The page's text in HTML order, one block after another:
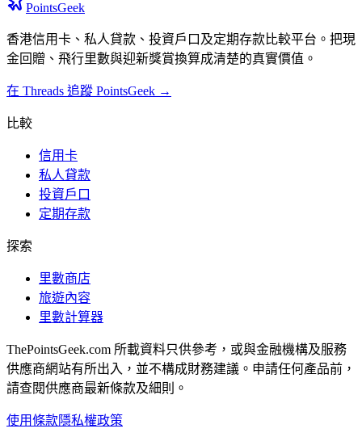
PointsGeek
香港信用卡、私人貸款、投資戶口及定期存款比較平台。把現
金回贈、飛行里數與迎新獎賞換算成清楚的真實價值。
在 Threads 追蹤 PointsGeek →
比較
信用卡
私人貸款
投資戶口
定期存款
探索
里數商店
旅遊內容
里數計算器
ThePointsGeek.com 所載資料只供參考，或與金融機構及服務
供應商網站有所出入，並不構成財務建議。申請任何產品前，
請查閱供應商最新條款及細則。
使用條款隱私權政策